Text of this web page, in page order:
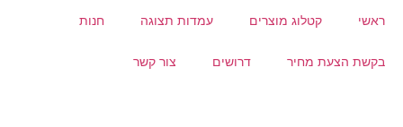
ראשי קטלוג מוצרים עמדות תצוגה חנות
בקשת הצעת מחיר דרושים צור קשר